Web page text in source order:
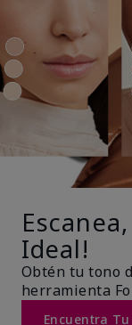
Ideal!
Obtén tu tono
herramienta
Encuentra